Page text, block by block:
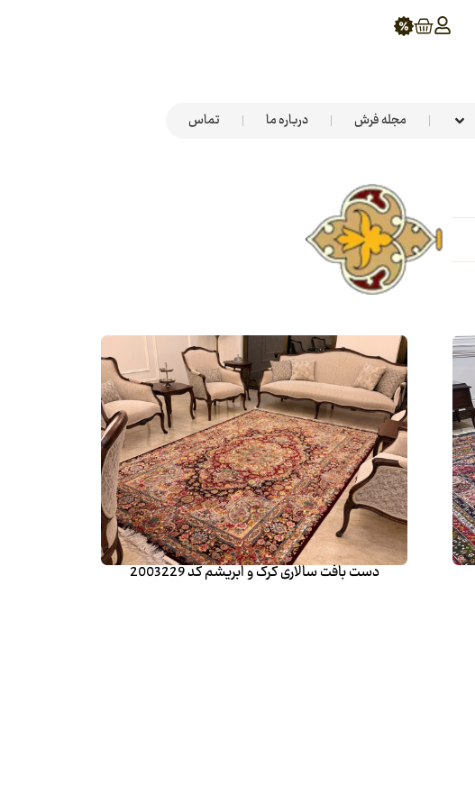
مجله فرش درباره ما تماس
دست بافت سالاری کرک و ابریشم کد 2003229